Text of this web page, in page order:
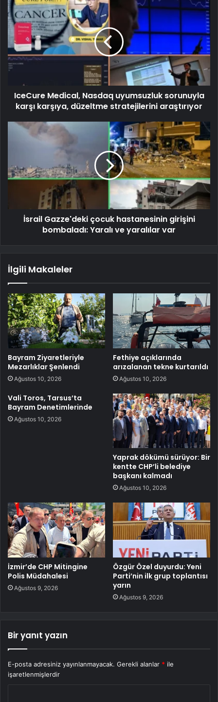
IceCure Medical, Nasdaq uyumsuzluk sorunuyla
karşı karşıya, düzeltme stratejilerini araştırıyor
İsrail Gazze'deki çocuk hastanesinin girişini
bombaladı: Yaralı ve yaralılar var
İlgili Makaleler
Bayram Ziyaretleriyle
Mezarlıklar Şenlendi
Ağustos 10, 2026
Fethiye açıklarında
arızalanan tekne kurtarıldı
Ağustos 10, 2026
Vali Toros, Tarsus’ta
Bayram Denetimlerinde
Ağustos 10, 2026
Yaprak dökümü sürüyor: Bir
kentte CHP’li belediye
başkanı kalmadı
Ağustos 10, 2026
İzmir’de CHP Mitingine
Polis Müdahalesi
Ağustos 9, 2026
Özgür Özel duyurdu: Yeni
Parti’nin ilk grup toplantısı
yarın
Ağustos 9, 2026
Bir yanıt yazın
E-posta adresiniz yayınlanmayacak. Gerekli alanlar * ile
işaretlenmişlerdir